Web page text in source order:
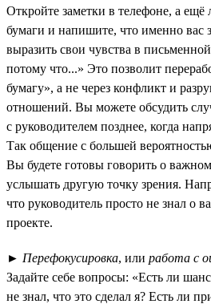
Откройте заметки в телефоне, а
бумаги и напишите, что именно вас
выразить свои чувства в
потому что...» Это позволит
бумагу», а не через конфликт и
отношений. Вы можете обсудить
с руководителем позднее, когда
Так общение с большей
Вы будете готовы говорить о
услышать другую точку зрения.
что руководитель просто не знал о
проекте.
► Перефокусировка, или работа с
Задайте себе вопросы: «Есть ли
не знал, что это сделал я? Есть ли